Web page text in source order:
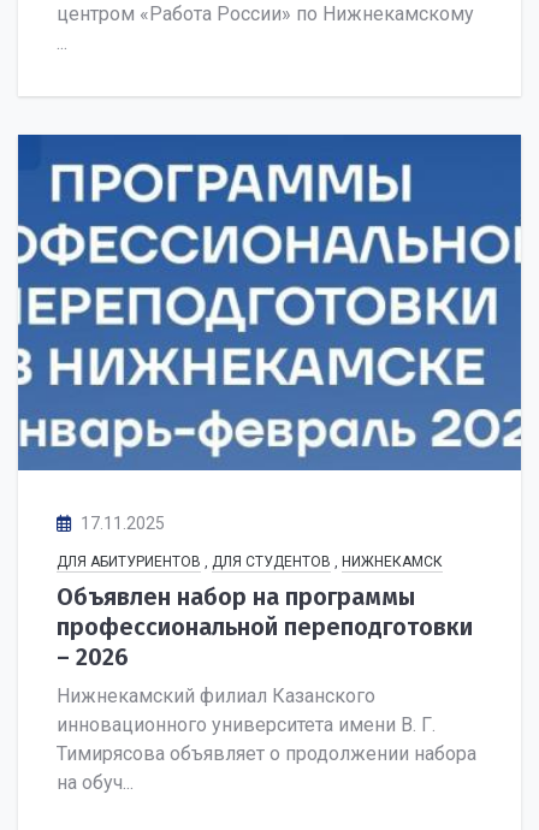
центром «Работа России» по Нижнекамскому
...
17.11.2025
ДЛЯ АБИТУРИЕНТОВ , ДЛЯ СТУДЕНТОВ , НИЖНЕКАМСК
Объявлен набор на программы
профессиональной переподготовки
– 2026
Нижнекамский филиал Казанского
инновационного университета имени В. Г.
Тимирясова объявляет о продолжении набора
на обуч...